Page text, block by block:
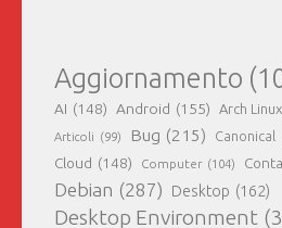
Aggiornamento
AI (148) Android (155) Arch Linux
Articoli (99) Bug (215) Canonical
Cloud (148) Computer (104)
Debian (287) Desktop (162)
Desktop Environment